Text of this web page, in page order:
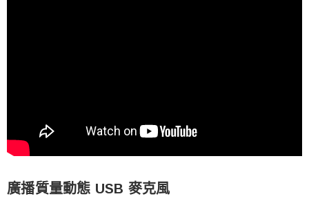
廣播質量動態 USB 麥克風